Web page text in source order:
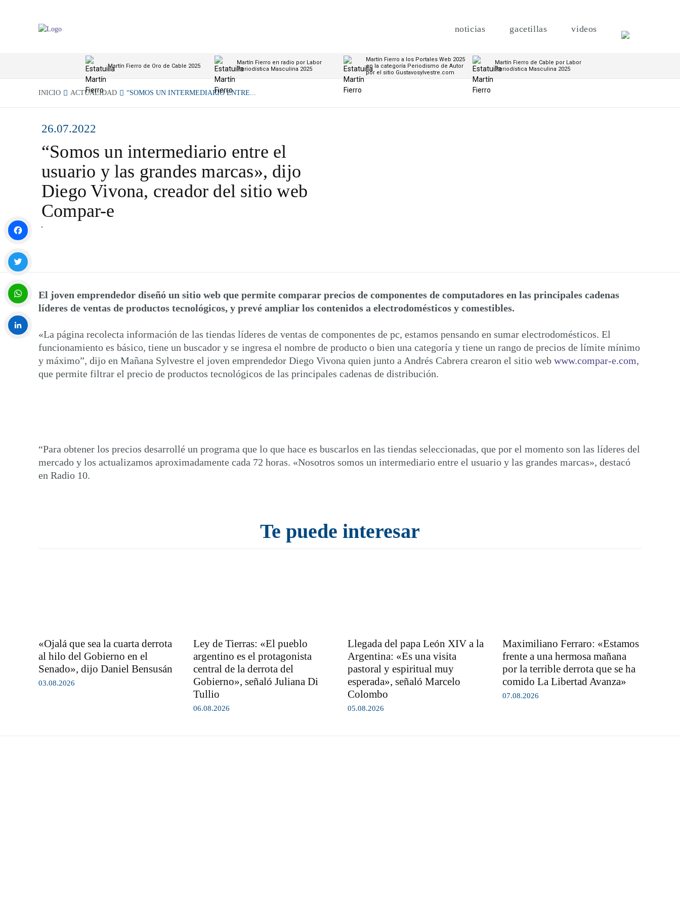
noticias gacetillas videos
Martín Fierro de Oro de Cable 2025
Martín Fierro en radio por Labor
Periodística Masculina 2025
Martín Fierro a los Portales Web 2025
en la categoría Periodismo de Autor
por el sitio Gustavosylvestre.com
Martín Fierro de Cable por Labor
Periodística Masculina 2025
INICIO ACTUALIDAD “SOMOS UN INTERMEDIARIO ENTRE...
26.07.2022
“Somos un intermediario entre el
usuario y las grandes marcas», dijo
Diego Vivona, creador del sitio web
Compar-e
El joven emprendedor diseñó un sitio web que permite comparar precios de componentes de computadores en las principales cadenas
líderes de ventas de productos tecnológicos, y prevé ampliar los contenidos a electrodomésticos y comestibles.
«La página recolecta información de las tiendas líderes de ventas de componentes de pc, estamos pensando en sumar electrodomésticos. El
funcionamiento es básico, tiene un buscador y se ingresa el nombre de producto o bien una categoría y tiene un rango de precios de límite mínimo
y máximo”, dijo en Mañana Sylvestre el joven emprendedor Diego Vivona quien junto a Andrés Cabrera crearon el sitio web www.compar-e.com,
que permite filtrar el precio de productos tecnológicos de las principales cadenas de distribución.
“Para obtener los precios desarrollé un programa que lo que hace es buscarlos en las tiendas seleccionadas, que por el momento son las líderes del
mercado y los actualizamos aproximadamente cada 72 horas. «Nosotros somos un intermediario entre el usuario y las grandes marcas», destacó
en Radio 10.
Te puede interesar
«Ojalá que sea la cuarta derrota
al hilo del Gobierno en el
Senado», dijo Daniel Bensusán
03.08.2026
Ley de Tierras: «El pueblo
argentino es el protagonista
central de la derrota del
Gobierno», señaló Juliana Di
Tullio
06.08.2026
Llegada del papa León XIV a la
Argentina: «Es una visita
pastoral y espiritual muy
esperada», señaló Marcelo
Colombo
05.08.2026
Maximiliano Ferraro: «Estamos
frente a una hermosa mañana
por la terrible derrota que se ha
comido La Libertad Avanza»
07.08.2026
Facebook
Twitter
WhatsApp